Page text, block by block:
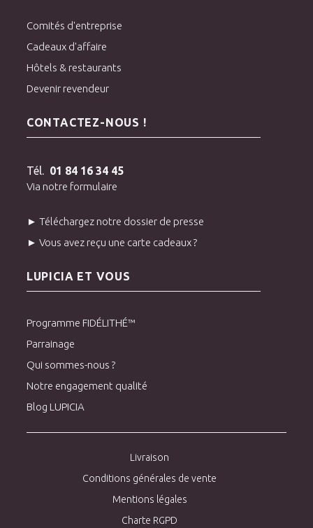
Comités d'entreprise
Cadeaux d'affaire
Hôtels & restaurants
Devenir revendeur
CONTACTEZ-NOUS !
Tél. 01 84 16 34 45
Via notre formulaire
► Téléchargez notre dossier de presse
► Vous avez reçu une carte cadeaux ?
LUPICIA ET VOUS
Programme FIDÉLITHÉ™
Parrainage
Qui sommes-nous ?
Notre engagement qualité
Blog LUPICIA
Livraison
Conditions générales de vente
Mentions légales
Charte RGPD